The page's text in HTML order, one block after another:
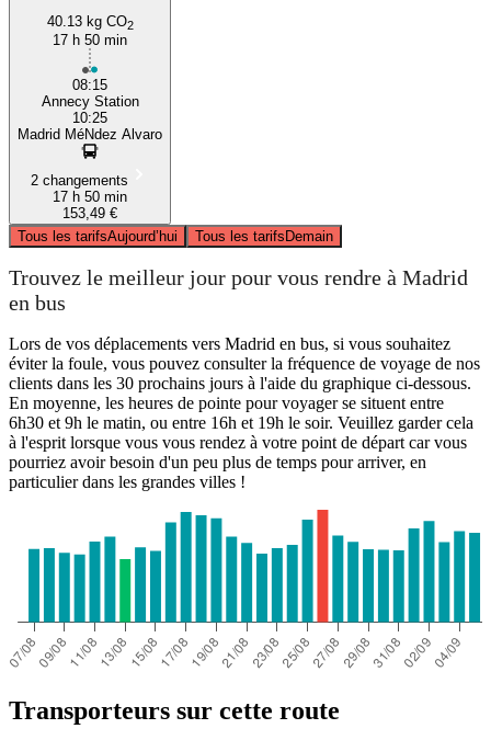
40.13 kg CO2
17 h 50 min
08:15
Annecy Station
10:25
Madrid MéNdez Alvaro
2 changements
17 h 50 min
153,49 €
Tous les tarifsAujourd’hui Tous les tarifsDemain
Trouvez le meilleur jour pour vous rendre à Madrid
en bus
Lors de vos déplacements vers Madrid en bus, si vous souhaitez
éviter la foule, vous pouvez consulter la fréquence de voyage de nos
clients dans les 30 prochains jours à l'aide du graphique ci-dessous.
En moyenne, les heures de pointe pour voyager se situent entre
6h30 et 9h le matin, ou entre 16h et 19h le soir. Veuillez garder cela
à l'esprit lorsque vous vous rendez à votre point de départ car vous
pourriez avoir besoin d'un peu plus de temps pour arriver, en
particulier dans les grandes villes !
Transporteurs sur cette route